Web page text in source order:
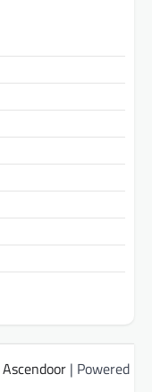
Ascendoor | Powered